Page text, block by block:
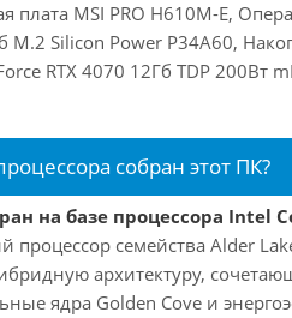
плата MSI PRO H610M-E,
M.2 Silicon Power P34A60,
RTX 4070 12Гб TDP 200Вт
собран этот ПК?
на базе процессора Intel
процессор семейства Alder
архитектуру,
ядра Golden Cove и